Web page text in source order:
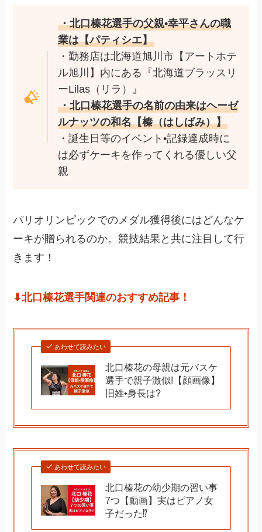
・北口榛花選手の父親•幸平さんの職
業は【パティシエ】
・勤務店は北海道旭川市【アートホテ
ル旭川】内にある『北海道ブラッスリ
ーLilas（リラ）』
・北口榛花選手の名前の由来はヘーゼ
ルナッツの和名【榛（はしばみ）】
・誕生日等のイベント•記録達成時に
は必ずケーキを作ってくれる優しい父
親
パリオリンピックでのメダル獲得後にはどんなケ
ーキが贈られるのか。競技結果と共に注目して行
きます！
⬇︎北口榛花選手関連のおすすめ記事！
あわせて読みたい
北口榛花の母親は元バスケ
選手で親子激似!【顔画像】
旧姓•身長は?
あわせて読みたい
北口榛花の幼少期の習い事
7つ【動画】実はピアノ女
子だった⁉︎